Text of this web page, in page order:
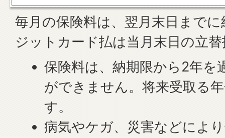
毎月の保険料は、翌月末日まで
ジットカード払は当月末日の立
保険料は、納期限から2年を
ができません。将来受取る
す。
病気やケガ、災害などによ